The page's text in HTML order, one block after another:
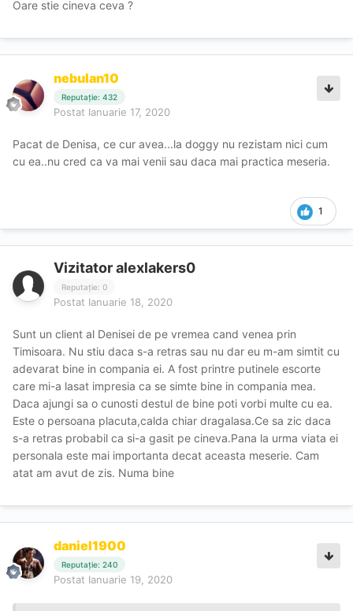
Oare stie cineva ceva ?
nebulan10
Reputație: 432
Postat Ianuarie 17, 2020
Pacat de Denisa, ce cur avea...la doggy nu rezistam nici cum
cu ea..nu cred ca va mai venii sau daca mai practica meseria.
1
Vizitator alexlakers0
Reputație: 0
Postat Ianuarie 18, 2020
Sunt un client al Denisei de pe vremea cand venea prin
Timisoara. Nu stiu daca s-a retras sau nu dar eu m-am simtit cu
adevarat bine in compania ei. A fost printre putinele escorte
care mi-a lasat impresia ca se simte bine in compania mea.
Daca ajungi sa o cunosti destul de bine poti vorbi multe cu ea.
Este o persoana placuta,calda chiar dragalasa.Ce sa zic daca
s-a retras probabil ca si-a gasit pe cineva.Pana la urma viata ei
personala este mai importanta decat aceasta meserie. Cam
atat am avut de zis. Numa bine
daniel1900
Reputație: 240
Postat Ianuarie 19, 2020